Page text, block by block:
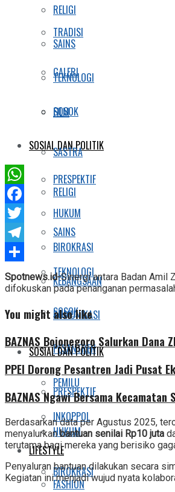
RELIGI
SAINS
TEKNOLOGI
SOSOK
SOSIAL DAN POLITIK
PRESPEKTIF
HUKUM
BIROKRASI
KEBANGSAAN
KOMUNIKASI
PESANTREN
PEMILU
INKOPPOL
LIFESTYLE
FASHION
TRADISI
GALERI
FILM
SASTRA
RELIGI
SAINS
TEKNOLOGI
SOSOK
SOSIAL DAN POLITIK
PRESPEKTIF
HUKUM
BIROKRASI
WhatsApp
Facebook
Twitter
Telegram
Share
Spotnews.id-Sinergi antara Badan Amil
difokuskan pada penanganan
You might also like
BAZNAS Bojonegoro Salurkan Dana
PPEI Dorong Pesantren Jadi Pusat
BAZNAS Ngawi Bersama
Berdasarkan data per Agustus 2025,
menyalurkanbantuan senilai Rp10 juta
terutama bagi mereka yang berisiko
Penyaluran bantuan dilakukan secara
Kegiatan ini menjadi wujud nyata